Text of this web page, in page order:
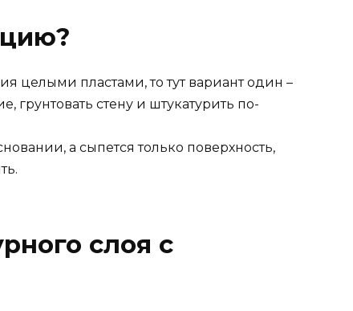
целыми пластами, то тут вариант один –
грунтовать стену и штукатурить по-
а сыпется только поверхность,
слоя с